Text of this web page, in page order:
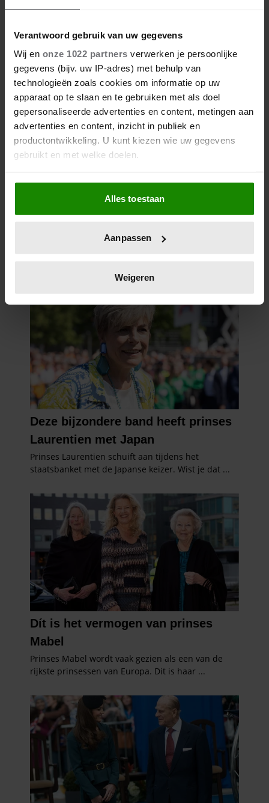
Verantwoord gebruik van uw gegevens
Wij en onze 1022 partners verwerken je persoonlijke
gegevens (bijv. uw IP-adres) met behulp van
technologieën zoals cookies om informatie op uw
apparaat op te slaan en te gebruiken met als doel
gepersonaliseerde advertenties en content, metingen aan
advertenties en content, inzicht in publiek en
productontwikkeling. U kunt kiezen wie uw gegevens
gebruikt en met welke doelen.
Als u het toestaat, willen we ook graag:
Informatie verzamelen over uw geografische
locatie, die tot een paar meter nauwkeurig kan zijn
scannen op specifieke eigenschappen (fingerprinting)
verwerkt en stel uw voorkeuren in het
intrekken in de Cookieverklaring.
We gebruiken cookies om content en advertenties te
personaliseren, om functies voor social media te bieden
en om ons websiteverkeer te analyseren. Ook delen we
informatie over uw gebruik van onze site met onze
partners voor social media, adverteren en analyse. Deze
partners kunnen deze gegevens combineren met andere
informatie die u aan ze heeft verstrekt of die ze hebben
verzameld op basis van uw gebruik van hun services. U
gaat akkoord met onze cookies als u onze website blijft
gebruiken.
Alles toestaan
Aanpassen
Weigeren